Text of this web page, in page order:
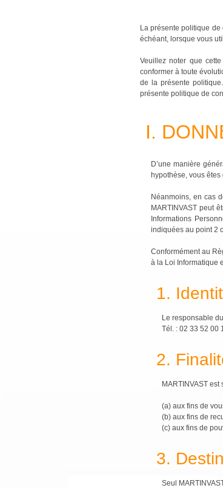
La présente politique
échéant, lorsque vous
Veuillez noter que
conformer à toute
de la présente
présente politique de
I.
D’une manière
hypothèse, vous
Néanmoins, en cas
MARTINVAST peut
Informations
indiquées au point 2
Conformément au
à la Loi Informatique
1.
Le responsable
Tél. : 02 33 52 00
2.
MARTINVAST
(a) aux fins de
(b) aux fins de
(c) aux fins de
3.
Seul